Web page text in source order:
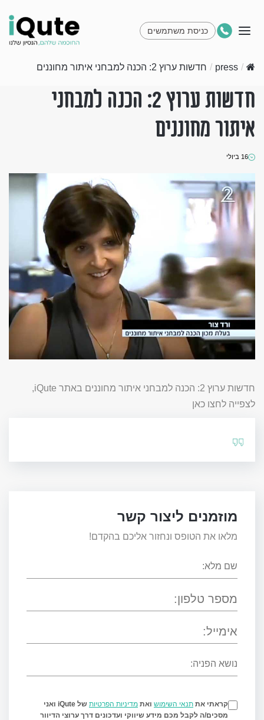
כניסת משתמשים
/
press
/ חדשות ערוץ 2: הכנה למבחני איתור מחוננים
חדשות ערוץ 2: הכנה למבחני
איתור מחוננים
16 ביולי
חדשות ערוץ 2: הכנה למבחני איתור מחוננים באתר iQute,
לצפייה לחצו כאן
מוזמנים ליצור קשר
מלאו את הטופס ונחזור אליכם בהקדם!
קראתי את תנאי השימוש ואת מדיניות הפרטיות
של iQute ואני
מסכים/ה לקבל מכם מידע שיווקי ועדכונים דרך ערוצי הדיוור